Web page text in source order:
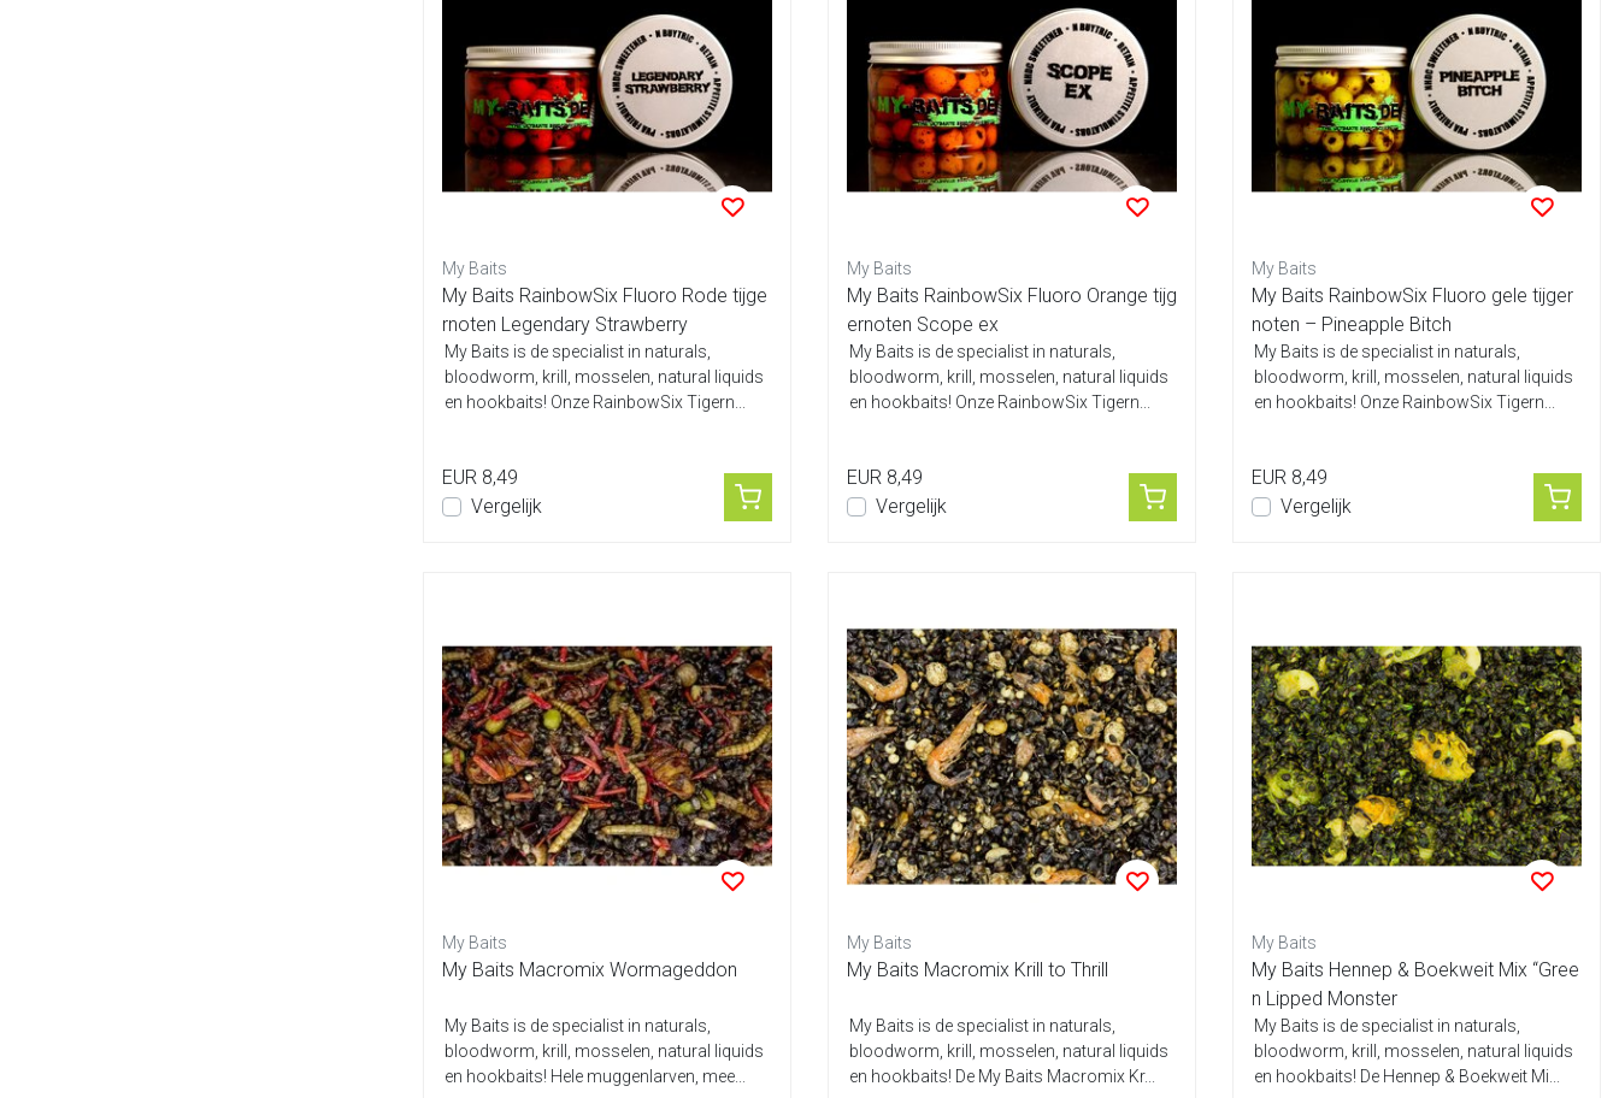
My Baits
My Baits RainbowSix Fluoro Rode tijge
rnoten Legendary Strawberry
My Baits is de specialist in naturals,
bloodworm, krill, mosselen, natural liquids
en hookbaits! Onze RainbowSix Tigern...
EUR 8,49
Vergelijk
My Baits
My Baits RainbowSix Fluoro Orange tijg
ernoten Scope ex
My Baits is de specialist in naturals,
bloodworm, krill, mosselen, natural liquids
en hookbaits! Onze RainbowSix Tigern...
EUR 8,49
Vergelijk
My Baits
My Baits RainbowSix Fluoro gele tijger
noten – Pineapple Bitch
My Baits is de specialist in naturals,
bloodworm, krill, mosselen, natural liquids
en hookbaits! Onze RainbowSix Tigern...
EUR 8,49
Vergelijk
My Baits
My Baits Macromix Wormageddon
My Baits is de specialist in naturals,
bloodworm, krill, mosselen, natural liquids
en hookbaits! Hele muggenlarven, mee...
My Baits
My Baits Macromix Krill to Thrill
My Baits is de specialist in naturals,
bloodworm, krill, mosselen, natural liquids
en hookbaits! De My Baits Macromix Kr...
My Baits
My Baits Hennep & Boekweit Mix “Gree
n Lipped Monster
My Baits is de specialist in naturals,
bloodworm, krill, mosselen, natural liquids
en hookbaits! De Hennep & Boekweit Mi...